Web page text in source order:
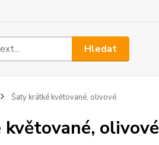
Hledat
Šaty krátké květované, olivové
olivové